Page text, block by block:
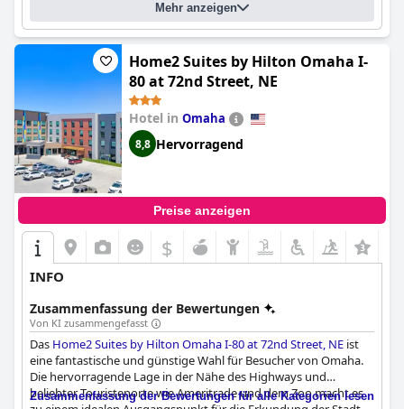
Mehr anzeigen
Home2 Suites by Hilton Omaha I-
80 at 72nd Street, NE
Hotel in Omaha
8,8 Hervorragend
Preise anzeigen
$
INFO
Zusammenfassung der Bewertungen
Von KI zusammengefasst
Das Home2 Suites by Hilton Omaha I-80 at 72nd Street, NE ist
eine fantastische und günstige Wahl für Besucher von Omaha.
Die hervorragende Lage in der Nähe des Highways und
beliebter Touristenorte wie Ameritrade und dem Zoo macht es
Zusammenfassung der Bewertungen für alle Kategorien lesen